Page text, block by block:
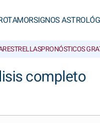
AMORSIGNOS
ESTRELLASPRONÓSTICOS
completo